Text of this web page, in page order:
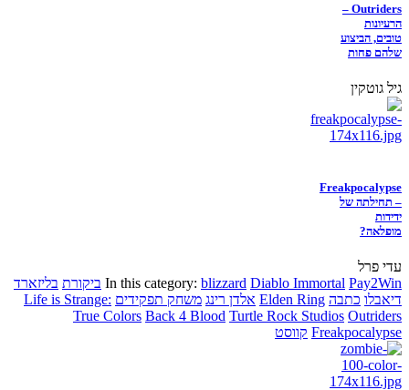
Outriders –
הרעיונות
טובים, הביצוע
שלהם פחות
גיל גוטקין
Freakpocalypse
– תחילתה של
ידידות
מופלאה?
עדי פרל
In this category: blizzard Diablo Immortal Pay2Win ביקורת בליזארד
דיאבלו כתבה Elden Ring אלדן רינג משחק תפקידים Life is Strange:
True Colors Back 4 Blood Turtle Rock Studios Outriders
Freakpocalypse קווסט